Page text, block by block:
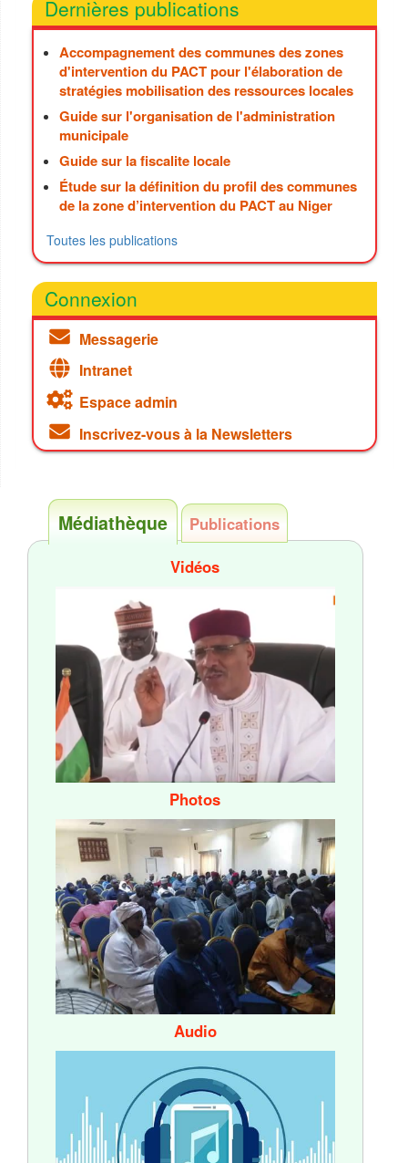
Dernières publications
Accompagnement des communes des zones
d'intervention du PACT pour l'élaboration de
stratégies mobilisation des ressources locales
Guide sur l'organisation de l'administration
municipale
Guide sur la fiscalite locale
Étude sur la définition du profil des communes
de la zone d’intervention du PACT au Niger
Toutes les publications
Connexion
Messagerie
Intranet
Espace admin
Inscrivez-vous à la Newsletters
Médiathèque
Publications
Vidéos
Photos
Audio